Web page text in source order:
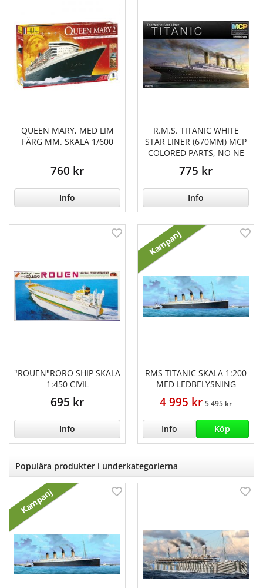
QUEEN MARY, MED LIM
FÄRG MM. SKALA 1/600
760 kr
Info
R.M.S. TITANIC WHITE
STAR LINER (670MM) MCP
COLORED PARTS, NO NE
775 kr
Info
"ROUEN"RORO SHIP SKALA
1:450 CIVIL
695 kr
Info
Kampanj
RMS TITANIC SKALA 1:200
MED LEDBELYSNING
4 995 kr 5 495 kr
Info Köp
Populära produkter i underkategorierna
Kampanj